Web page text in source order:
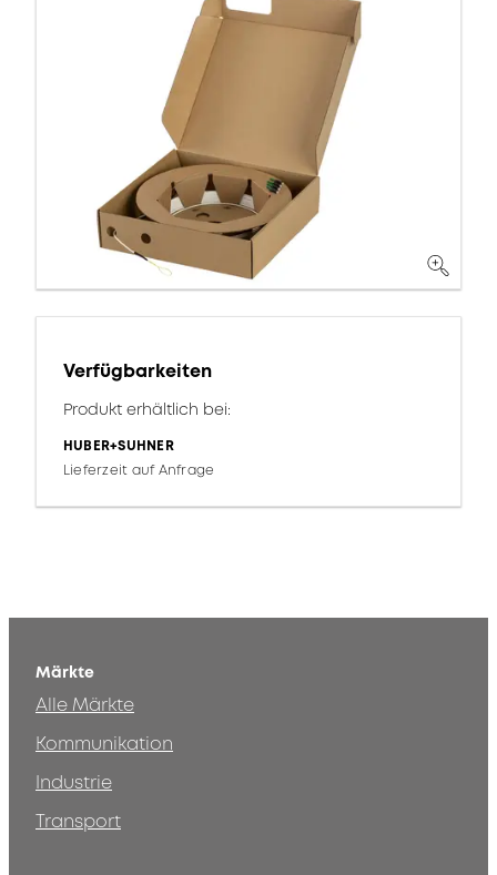
Verfügbarkeiten
Produkt erhältlich bei:
HUBER+SUHNER
Lieferzeit auf Anfrage
Märkte
Alle Märkte
Kommunikation
Industrie
Transport